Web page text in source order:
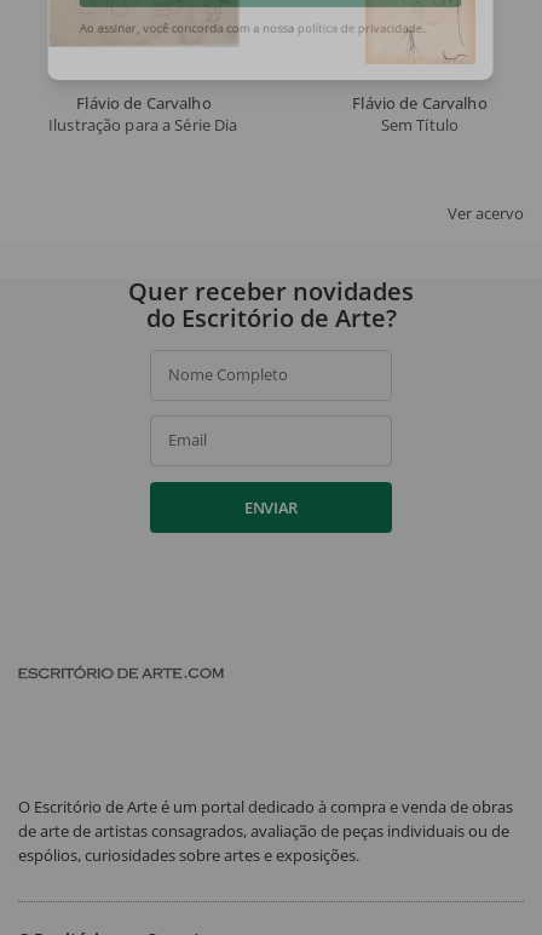
Flávio de Carvalho
Ilustração para a Série Dialética da Moda
Flávio de Carvalho
Sem Título
Ver acervo
ASSINAR
política de privacidade.
Quer receber novidades
do Escritório de Arte?
Nome Completo
Email
ENVIAR
O Escritório de Arte é um portal dedicado à compra e venda de obras
de arte de artistas consagrados, avaliação de peças individuais ou de
espólios, curiosidades sobre artes e exposições.